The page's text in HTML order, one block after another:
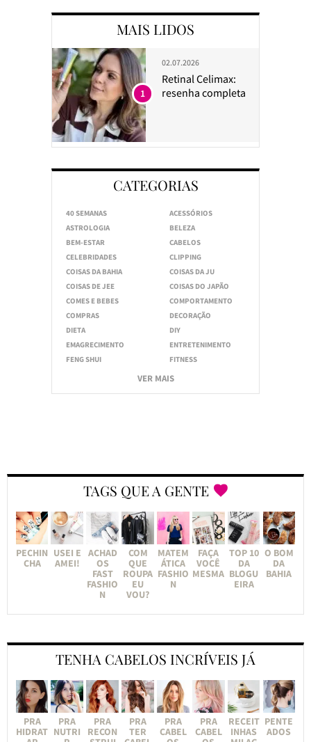
MAIS LIDOS
02.07.2026
Retinal Celimax:
resenha completa
1
CATEGORIAS
40 SEMANAS
ACESSÓRIOS
ASTROLOGIA
BELEZA
BEM-ESTAR
CABELOS
CELEBRIDADES
CLIPPING
COISAS DA BAHIA
COISAS DA JU
COISAS DE JEE
COISAS DO JAPÃO
COMES E BEBES
COMPORTAMENTO
COMPRAS
DECORAÇÃO
DIETA
DIY
EMAGRECIMENTO
ENTRETENIMENTO
FENG SHUI
FITNESS
VER MAIS
TAGS QUE A GENTE
PECHIN
CHA
USEI E
AMEI!
ACHAD
OS
FAST
FASHIO
N
COM
QUE
ROUPA
EU
VOU?
MATEM
ÁTICA
FASHIO
N
FAÇA
VOCÊ
MESMA
TOP 10
DA
BLOGU
EIRA
O BOM
DA
BAHIA
TENHA CABELOS INCRÍVEIS JÁ
PRA
HIDRAT
PRA
NUTRI
PRA
RECON
PRA
TER
PRA
CABEL
PRA
CABEL
RECEIT
INHAS
PENTE
ADOS